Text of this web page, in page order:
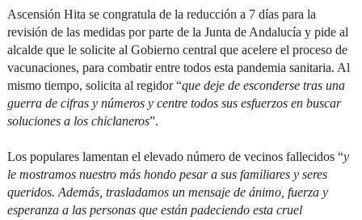
Ascensión Hita se congratula de la reducción a 7 días para la
revisión de las medidas por parte de la Junta de Andalucía y pide al
alcalde que le solicite al Gobierno central que acelere el proceso de
vacunaciones, para combatir entre todos esta pandemia sanitaria. Al
mismo tiempo, solicita al regidor “que deje de esconderse tras una
guerra de cifras y números y centre todos sus esfuerzos en buscar
soluciones a los chiclaneros”.
Los populares lamentan el elevado número de vecinos fallecidos “y
le mostramos nuestro más hondo pesar a sus familiares y seres
queridos. Además, trasladamos un mensaje de ánimo, fuerza y
esperanza a las personas que están padeciendo esta cruel